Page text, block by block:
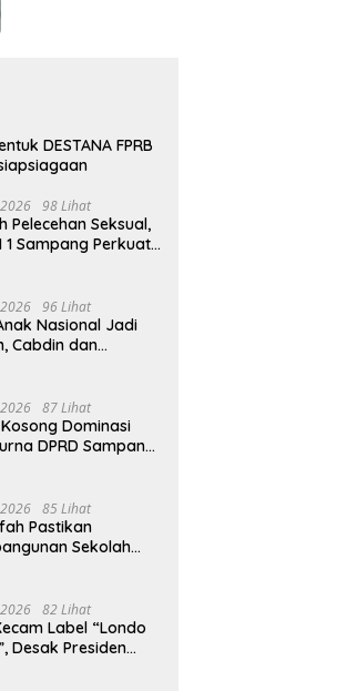
DESTANA FPRB
98 Lihat
Pelecehan Seksual,
1 Sampang Perkuat
96 Lihat
Nasional Jadi
Cabdin dan
Seksual Anak
87 Lihat
Dominasi
DPRD Sampang,
85 Lihat
Pastikan
Sekolah
Emas
82 Lihat
Label “Londo
Desak Presiden